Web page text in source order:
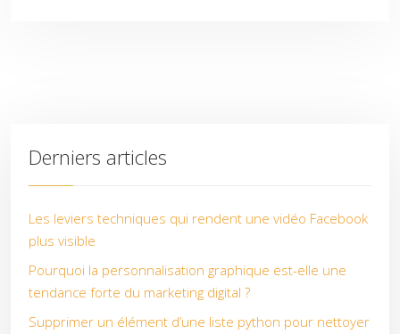
Derniers articles
Les leviers techniques qui rendent une vidéo Facebook
plus visible
Pourquoi la personnalisation graphique est-elle une
tendance forte du marketing digital ?
Supprimer un élément d’une liste python pour nettoyer